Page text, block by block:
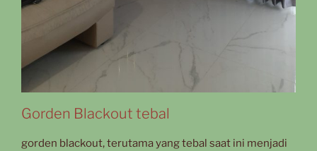
Gorden Blackout tebal
gorden blackout, terutama yang tebal saat ini menjadi